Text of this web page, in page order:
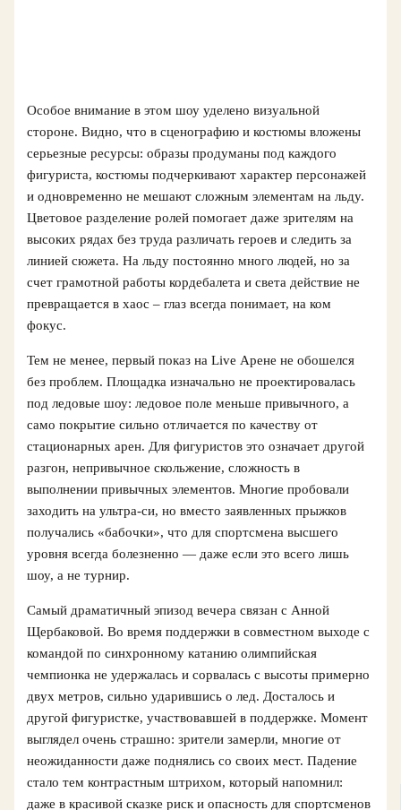
Особое внимание в этом шоу уделено визуальной
стороне. Видно, что в сценографию и костюмы вложены
серьезные ресурсы: образы продуманы под каждого
фигуриста, костюмы подчеркивают характер персонажей
и одновременно не мешают сложным элементам на льду.
Цветовое разделение ролей помогает даже зрителям на
высоких рядах без труда различать героев и следить за
линией сюжета. На льду постоянно много людей, но за
счет грамотной работы кордебалета и света действие не
превращается в хаос – глаз всегда понимает, на ком
фокус.
Тем не менее, первый показ на Live Арене не обошелся
без проблем. Площадка изначально не проектировалась
под ледовые шоу: ледовое поле меньше привычного, а
само покрытие сильно отличается по качеству от
стационарных арен. Для фигуристов это означает другой
разгон, непривычное скольжение, сложность в
выполнении привычных элементов. Многие пробовали
заходить на ультра-си, но вместо заявленных прыжков
получались «бабочки», что для спортсмена высшего
уровня всегда болезненно — даже если это всего лишь
шоу, а не турнир.
Самый драматичный эпизод вечера связан с Анной
Щербаковой. Во время поддержки в совместном выходе с
командой по синхронному катанию олимпийская
чемпионка не удержалась и сорвалась с высоты примерно
двух метров, сильно ударившись о лед. Досталось и
другой фигуристке, участвовавшей в поддержке. Момент
выглядел очень страшно: зрители замерли, многие от
неожиданности даже поднялись со своих мест. Падение
стало тем контрастным штрихом, который напомнил:
даже в красивой сказке риск и опасность для спортсменов